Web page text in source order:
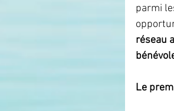
parmi
réseau
Le